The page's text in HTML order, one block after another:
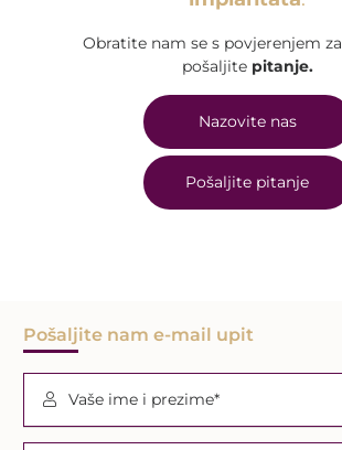
Obratite nam se s povjerenjem za
pošaljite pitanje.
Nazovite nas
Pošaljite pitanje
Pošaljite nam e-mail upit
Vaše ime i prezime*